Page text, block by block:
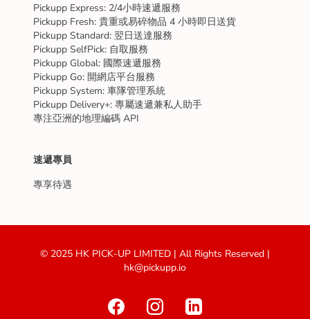
Pickupp Express: 2/4小時速遞服務
Pickupp Fresh: 貴重或易碎物品 4 小時即日送貨
Pickupp Standard: 翌日送達服務
Pickupp SelfPick: 自取服務
Pickupp Global: 國際速遞服務
Pickupp Go: 開網店平台服務
Pickupp System: 車隊管理系統
Pickupp Delivery+: 專屬速遞兼私人助手
專注亞洲的地理編碼 API
速遞專員
專享待遇
© 2025 HK PICK-UP LIMITED | All Rights Reserved |
hk@pickupp.io